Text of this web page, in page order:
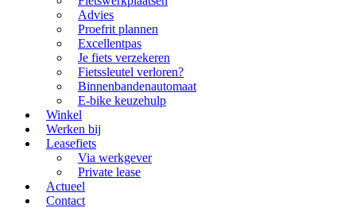
Advies
Proefrit plannen
Excellentpas
Je fiets verzekeren
Fietssleutel verloren?
Binnenbandenautomaat
E-bike keuzehulp
Winkel
Werken bij
Leasefiets
Via werkgever
Private lease
Actueel
Contact